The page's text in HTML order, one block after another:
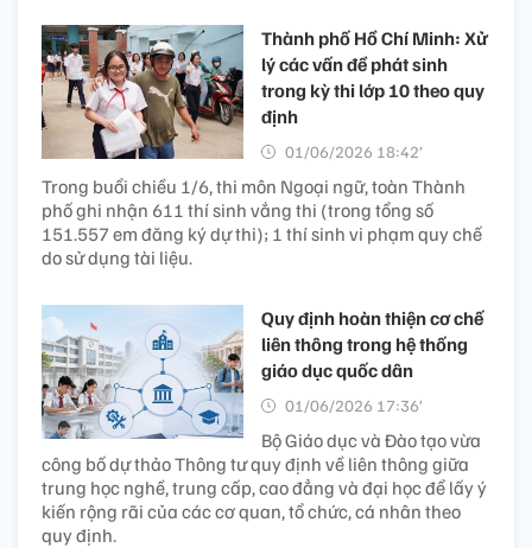
Thành phố Hồ Chí Minh: Xử
lý các vấn đề phát sinh
trong kỳ thi lớp 10 theo quy
định
01/06/2026 18:42’
Trong buổi chiều 1/6, thi môn Ngoại ngữ, toàn Thành
phố ghi nhận 611 thí sinh vắng thi (trong tổng số
151.557 em đăng ký dự thi); 1 thí sinh vi phạm quy chế
do sử dụng tài liệu.
Quy định hoàn thiện cơ chế
liên thông trong hệ thống
giáo dục quốc dân
01/06/2026 17:36’
Bộ Giáo dục và Đào tạo vừa
công bố dự thảo Thông tư quy định về liên thông giữa
trung học nghề, trung cấp, cao đẳng và đại học để lấy ý
kiến rộng rãi của các cơ quan, tổ chức, cá nhân theo
quy định.